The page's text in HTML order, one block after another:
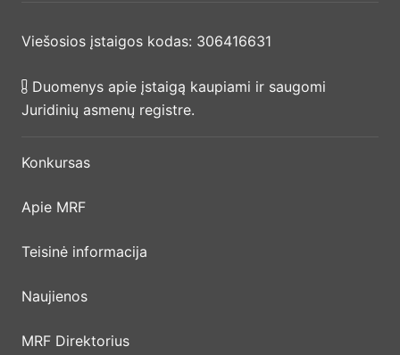
Viešosios įstaigos kodas: 306416631
Duomenys apie įstaigą kaupiami ir saugomi
Juridinių asmenų registre.
Konkursas
Apie MRF
Teisinė informacija
Naujienos
MRF Direktorius